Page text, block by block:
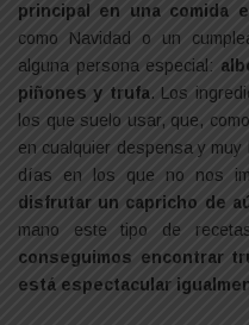
principal en una comida
como Navidad o un
alguna persona especial:
piñones y trufa. Los
los que suelo usar, que,
en cualquier despensa y
días en los que no nos
disfrutar un capricho de
mano este tipo de
conseguimos encontrar
está espectacular